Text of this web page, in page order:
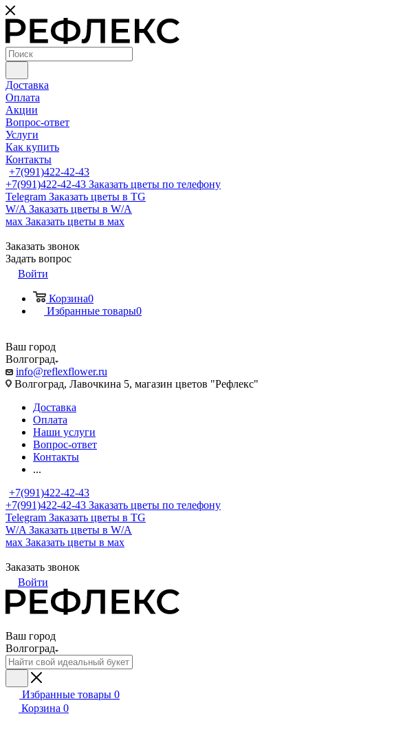
Доставка
Оплата
Акции
Вопрос-ответ
Услуги
Как купить
Контакты
+7(991)422-42-43
+7(991)422-42-43 Заказать цветы по телефону
Telegram Заказать цветы в TG
W/A Заказать цветы в W/A
мах Заказать цветы в мах
Заказать звонок
Задать вопрос
Войти
Корзина0
Избранные товары0
Ваш город
Волгоград
info@reflexflower.ru
Волгоград, Лавочкина 5, магазин цветов "Рефлекс"
Доставка
Оплата
Наши услуги
Вопрос-ответ
Контакты
...
+7(991)422-42-43
+7(991)422-42-43 Заказать цветы по телефону
Telegram Заказать цветы в TG
W/A Заказать цветы в W/A
мах Заказать цветы в мах
Заказать звонок
Войти
Ваш город
Волгоград
Избранные товары 0
Корзина 0